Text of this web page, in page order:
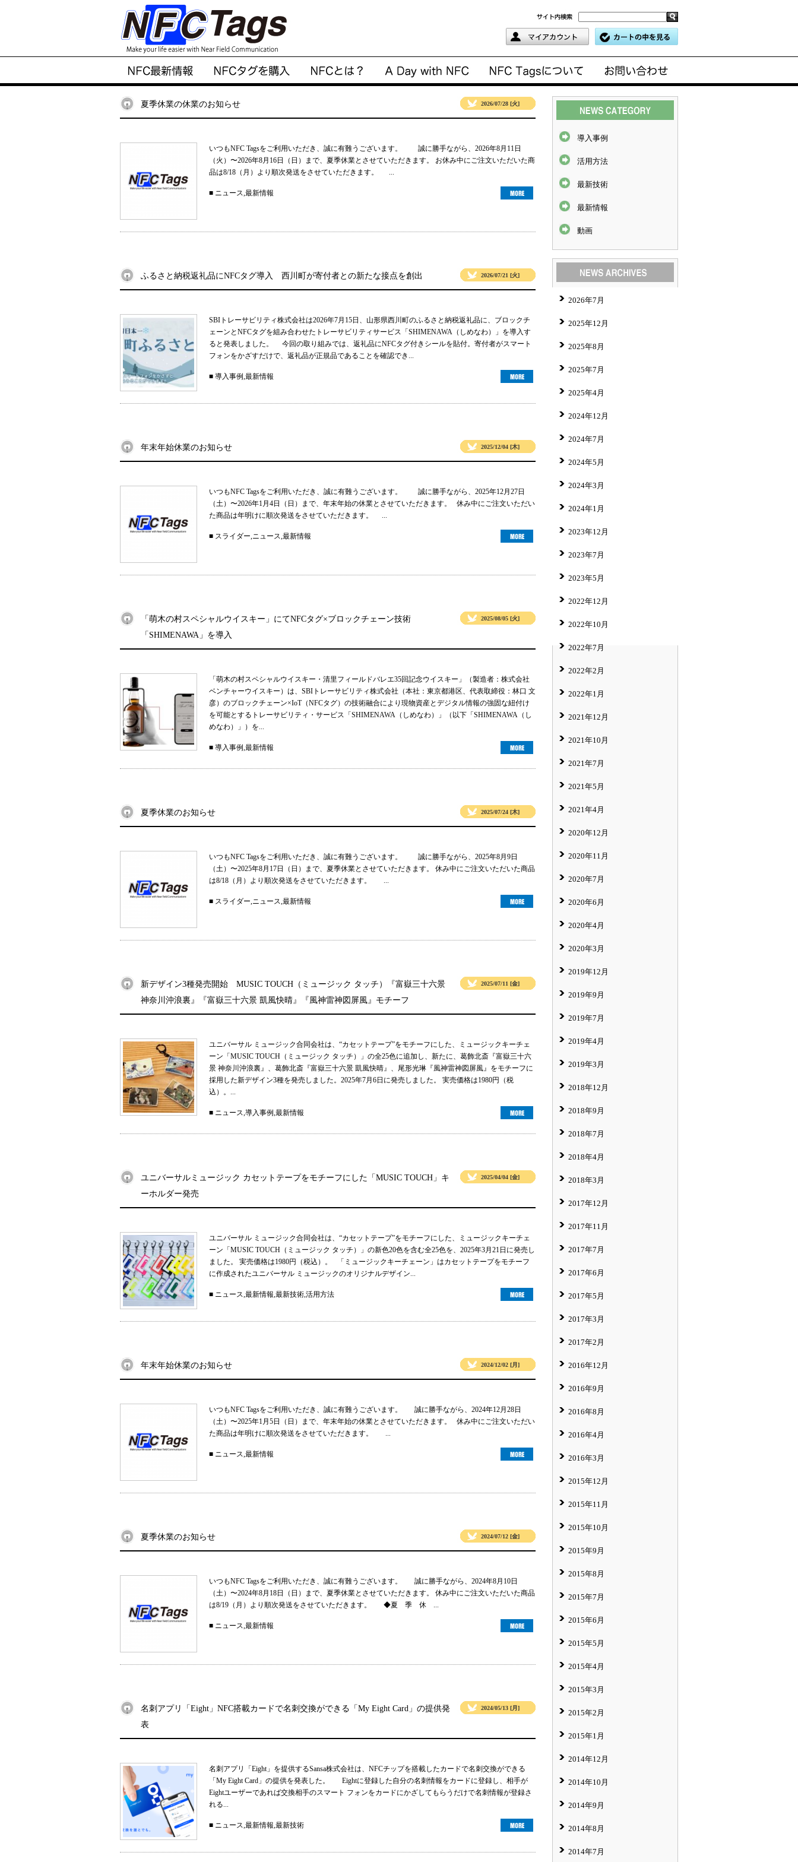
夏季休業の休業のお知らせ 2026/07/28 [火]
いつもNFC Tagsをご利用いただき、誠に有難うございます。 誠に勝手ながら、2026年8月11日
（火）〜2026年8月16日（日）まで、夏季休業とさせていただきます。 お休み中にご注文いただいた商
品は8/18（月）より順次発送をさせていただきます。 ...
■ ニュース,最新情報
ふるさと納税返礼品にNFCタグ導入 西川町が寄付者との新たな接点を創出 2026/07/21 [火]
SBIトレーサビリティ株式会社は2026年7月15日、山形県西川町のふるさと納税返礼品に、ブロックチ
ェーンとNFCタグを組み合わせたトレーサビリティサービス「SHIMENAWA（しめなわ）」を導入す
ると発表しました。 今回の取り組みでは、返礼品にNFCタグ付きシールを貼付。寄付者がスマート
フォンをかざすだけで、返礼品が正規品であることを確認でき...
■ 導入事例,最新情報
年末年始休業のお知らせ 2025/12/04 [木]
いつもNFC Tagsをご利用いただき、誠に有難うございます。 誠に勝手ながら、2025年12月27日
（土）〜2026年1月4日（日）まで、年末年始の休業とさせていただきます。 休み中にご注文いただい
た商品は年明けに順次発送をさせていただきます。 ...
■ スライダー,ニュース,最新情報
「萌木の村スペシャルウイスキー」にてNFCタグ×ブロックチェーン技術
「SHIMENAWA」を導入
2025/08/05 [火]
「萌木の村スペシャルウイスキー・清里フィールドバレエ35回記念ウイスキー」（製造者：株式会社
ベンチャーウイスキー）は、SBIトレーサビリティ株式会社（本社：東京都港区、代表取締役：林口 文
彦）のブロックチェーン×IoT（NFCタグ）の技術融合により現物資産とデジタル情報の強固な紐付け
を可能とするトレーサビリティ・サービス「SHIMENAWA（しめなわ）」（以下「SHIMENAWA（し
めなわ）」）を...
■ 導入事例,最新情報
夏季休業のお知らせ 2025/07/24 [木]
いつもNFC Tagsをご利用いただき、誠に有難うございます。 誠に勝手ながら、2025年8月9日
（土）〜2025年8月17日（日）まで、夏季休業とさせていただきます。 休み中にご注文いただいた商品
は8/18（月）より順次発送をさせていただきます。 ...
■ スライダー,ニュース,最新情報
新デザイン3種発売開始 MUSIC TOUCH（ミュージック タッチ）『富嶽三十六景
神奈川沖浪裏』『富嶽三十六景 凱風快晴』『風神雷神図屏風』モチーフ
2025/07/11 [金]
ユニバーサル ミュージック合同会社は、“カセットテープ”をモチーフにした、ミュージックキーチェ
ーン「MUSIC TOUCH（ミュージック タッチ）」の全25色に追加し、新たに、葛飾北斎『富嶽三十六
景 神奈川沖浪裏』、葛飾北斎『富嶽三十六景 凱風快晴』、尾形光琳『風神雷神図屏風』をモチーフに
採用した新デザイン3種を発売しました。2025年7月6日に発売しました。 実売価格は1980円（税
込）。...
■ ニュース,導入事例,最新情報
ユニバーサルミュージック カセットテープをモチーフにした「MUSIC TOUCH」キ
ーホルダー発売
2025/04/04 [金]
ユニバーサル ミュージック合同会社は、“カセットテープ”をモチーフにした、ミュージックキーチェ
ーン「MUSIC TOUCH（ミュージック タッチ）」の新色20色を含む全25色を、2025年3月21日に発売し
ました。 実売価格は1980円（税込）。 「ミュージックキーチェーン」はカセットテープをモチーフ
に作成されたユニバーサル ミュージックのオリジナルデザイン...
■ ニュース,最新情報,最新技術,活用方法
年末年始休業のお知らせ 2024/12/02 [月]
いつもNFC Tagsをご利用いただき、誠に有難うございます。 誠に勝手ながら、2024年12月28日
（土）〜2025年1月5日（日）まで、年末年始の休業とさせていただきます。 休み中にご注文いただい
た商品は年明けに順次発送をさせていただきます。 ...
■ ニュース,最新情報
夏季休業のお知らせ 2024/07/12 [金]
いつもNFC Tagsをご利用いただき、誠に有難うございます。 誠に勝手ながら、2024年8月10日
（土）〜2024年8月18日（日）まで、夏季休業とさせていただきます。 休み中にご注文いただいた商品
は8/19（月）より順次発送をさせていただきます。 ◆夏 季 休 ...
■ ニュース,最新情報
名刺アプリ「Eight」NFC搭載カードで名刺交換ができる「My Eight Card」の提供発
表
2024/05/13 [月]
名刺アプリ「Eight」を提供するSansa株式会社は、NFCチップを搭載したカードで名刺交換ができる
「My Eight Card」の提供を発表した。 Eightに登録した自分の名刺情報をカードに登録し、相手が
Eightユーザーであれば交換相手のスマート フォンをカードにかざしてもらうだけで名刺情報が登録さ
れる...
■ ニュース,最新情報,最新技術
導入事例
活用方法
最新技術
最新情報
動画
2026年7月
2025年12月
2025年8月
2025年7月
2025年4月
2024年12月
2024年7月
2024年5月
2024年3月
2024年1月
2023年12月
2023年7月
2023年5月
2022年12月
2022年10月
2022年7月
2022年2月
2022年1月
2021年12月
2021年10月
2021年7月
2021年5月
2021年4月
2020年12月
2020年11月
2020年7月
2020年6月
2020年4月
2020年3月
2019年12月
2019年9月
2019年7月
2019年4月
2019年3月
2018年12月
2018年9月
2018年7月
2018年4月
2018年3月
2017年12月
2017年11月
2017年7月
2017年6月
2017年5月
2017年3月
2017年2月
2016年12月
2016年9月
2016年8月
2016年4月
2016年3月
2015年12月
2015年11月
2015年10月
2015年9月
2015年8月
2015年7月
2015年6月
2015年5月
2015年4月
2015年3月
2015年2月
2015年1月
2014年12月
2014年10月
2014年9月
2014年8月
2014年7月